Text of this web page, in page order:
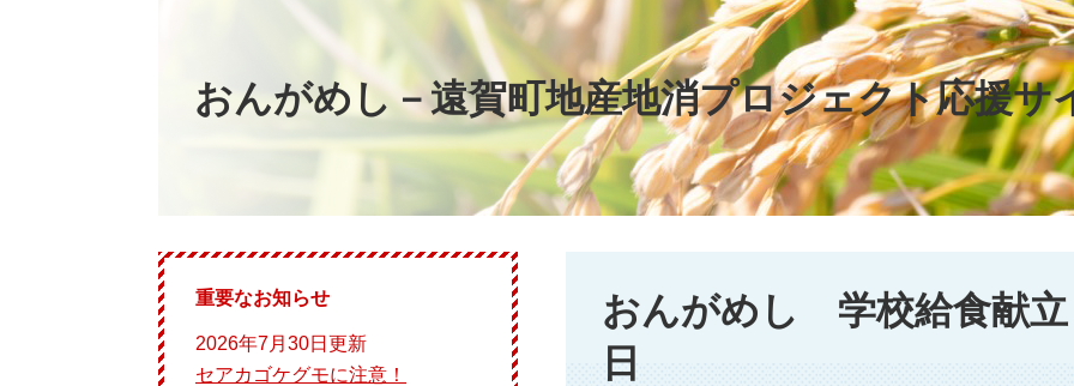
おんがめし－遠賀町地産地消プロジェクト応援サ
おんがめし 学校給食献
日
重要なお知らせ
2026年7月30日更新
セアカゴケグモに注意！